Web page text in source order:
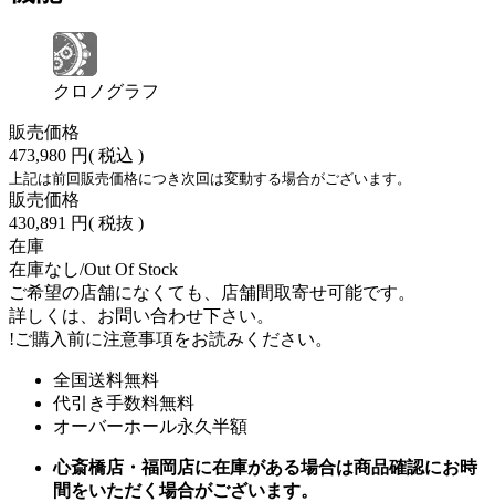
クロノグラフ
販売価格
473,980 円( 税込 )
上記は前回販売価格につき次回は変動する場合がございます。
販売価格
430,891 円( 税抜 )
在庫
在庫なし/Out Of Stock
ご希望の店舗になくても、店舗間取寄せ可能です。
詳しくは、お問い合わせ下さい。
!ご購入前に注意事項をお読みください。
全国送料無料
代引き手数料無料
オーバーホール永久半額
心斎橋店・福岡店に在庫がある場合は商品確認にお時
間をいただく場合がございます。